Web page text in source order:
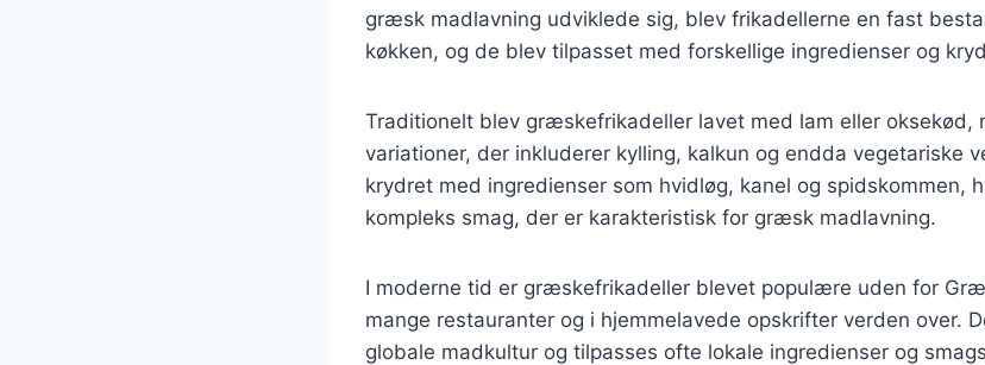
græsk madlavning udviklede sig, blev frikadellerne en fast
køkken, og de blev tilpasset med forskellige ingredienser og
Traditionelt blev græskefrikadeller lavet med lam eller oksekød,
variationer, der inkluderer kylling, kalkun og endda vegetariske
krydret med ingredienser som hvidløg, kanel og spidskommen,
kompleks smag, der er karakteristisk for græsk madlavning.
I moderne tid er græskefrikadeller blevet populære uden for
mange restauranter og i hjemmelavede opskrifter verden over.
globale madkultur og tilpasses ofte lokale ingredienser og